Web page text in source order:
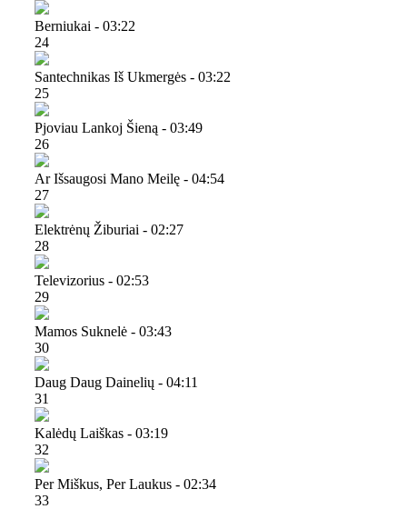
Berniukai - 03:22
24
Santechnikas Iš Ukmergės - 03:22
25
Pjoviau Lankoj Šieną - 03:49
26
Ar Išsaugosi Mano Meilę - 04:54
27
Elektrėnų Žiburiai - 02:27
28
Televizorius - 02:53
29
Mamos Suknelė - 03:43
30
Daug Daug Dainelių - 04:11
31
Kalėdų Laiškas - 03:19
32
Per Miškus, Per Laukus - 02:34
33